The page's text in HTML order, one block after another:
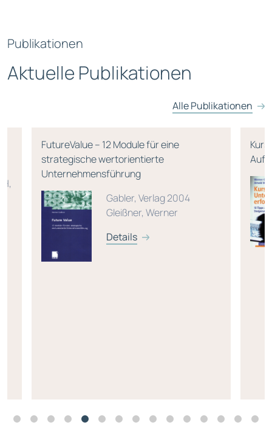
Publikationen
Aktuelle Publikationen
Alle Publikationen
FutureValue – 12 Module für eine
strategische wertorientierte
Unternehmensführung
Gabler, Verlag 2004
Gleißner, Werner
Details